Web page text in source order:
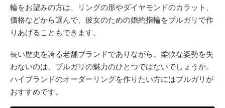
輪をお望みの方は、リングの形やダイヤモンドのカラット、
価格などから選んで、彼女のための婚約指輪をブルガリで作
りあげることもできます。
長い歴史を誇る老舗ブランドでありながら、柔軟な姿勢を失
わないのは、ブルガリの魅力のひとつではないでしょうか。
ハイブランドのオーダーリングを作りたい方にはブルガリが
おすすめです。